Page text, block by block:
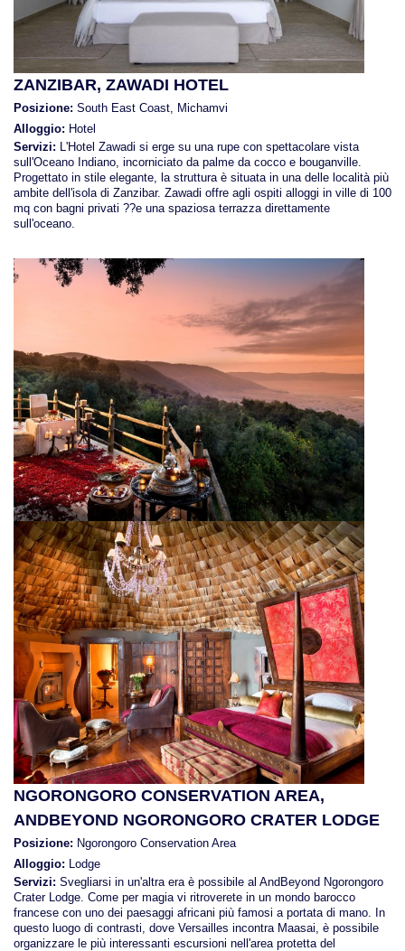
Viaggi in Oman
Nord America
Viaggi in Alaska
Viaggi in Canada
Oceania
Viaggi in Nuova Zelanda
Viaggi in Australia
Viaggi in Fiji
Viaggi in Nuova Caledonia
Viaggi in Polinesia
Sud America
Viaggi in Aruba
Viaggi in Argentina e Patagonia
Viaggi in Bolivia
Viaggi in Brasile
Viaggi in Cile
ZANZIBAR, ZAWADI HOTEL
Posizione: South East Coast, Michamvi
Alloggio: Hotel
Servizi: L'Hotel Zawadi si erge su una rupe con spettacolare vista
sull'Oceano Indiano, incorniciato da palme da cocco e bouganville.
Progettato in stile elegante, la struttura è situata in una delle località più
ambite dell'isola di Zanzibar. Zawadi offre agli ospiti alloggi in ville di 100
mq con bagni privati ??e una spaziosa terrazza direttamente
sull'oceano.
NGORONGORO CONSERVATION AREA,
ANDBEYOND NGORONGORO CRATER LODGE
Posizione: Ngorongoro Conservation Area
Alloggio: Lodge
Servizi: Svegliarsi in un'altra era è possibile al AndBeyond Ngorongoro
Crater Lodge. Come per magia vi ritroverete in un mondo barocco
francese con uno dei paesaggi africani più famosi a portata di mano. In
questo luogo di contrasti, dove Versailles incontra Maasai, è possibile
organizzare le più interessanti escursioni nell'area protetta del